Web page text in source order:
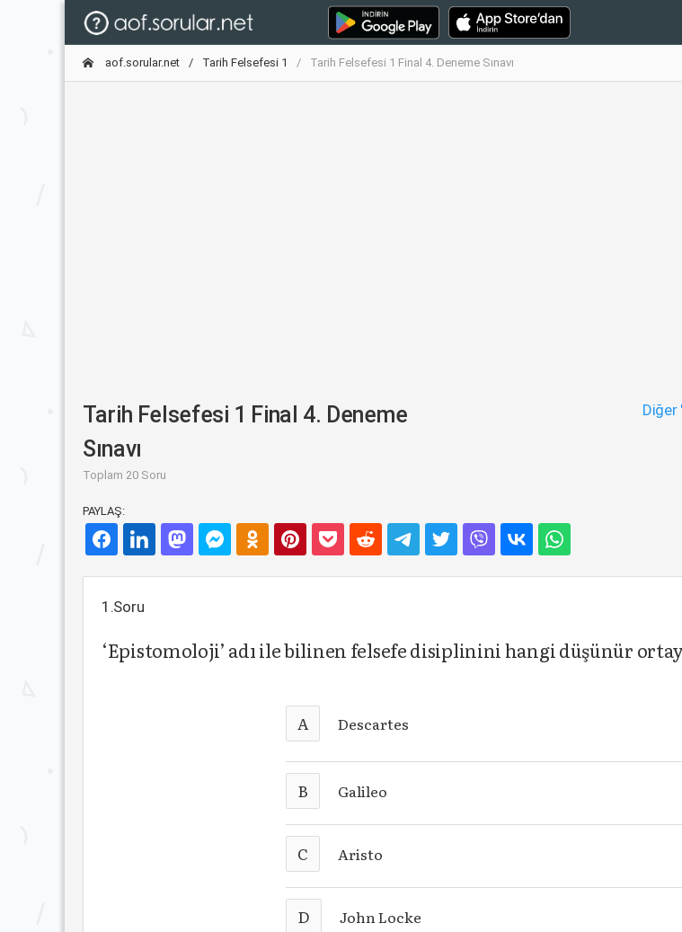
aof.sorular.net Tarih Felsefesi 1 Tarih Felsefesi 1 Final 4. Deneme Sınavı
Tarih Felsefesi 1 Final 4. Deneme
Sınavı
Toplam 20 Soru
Diğer
PAYLAŞ:
1.Soru
‘Epistomoloji’ adı ile bilinen felsefe disiplinini hangi düşünür
A Descartes
B Galileo
C Aristo
D John Locke